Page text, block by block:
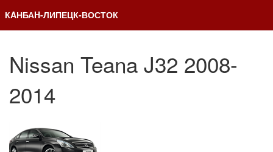
КAНБАH-ЛИПЕЦК-ВОСТОК
Nissan Teana J32 2008-
2014